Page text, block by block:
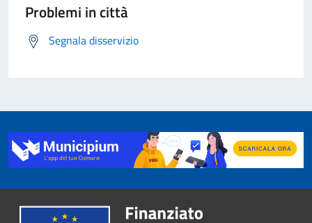
Problemi in città
Segnala disservizio